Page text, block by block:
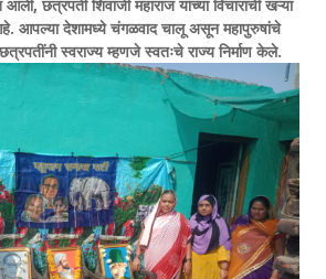
छत्रपती शिवाजी महाराज यांच्या विचाराची खऱ्या
आपल्या देशामध्ये चंगळवाद चालू असून महापुरुषांचे
स्वराज्य म्हणजे स्वतःचे राज्य निर्माण केले.